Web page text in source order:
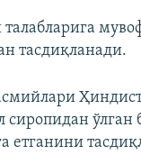
талабларига
тасдиқланади.
сиропидан ўлган
етганини